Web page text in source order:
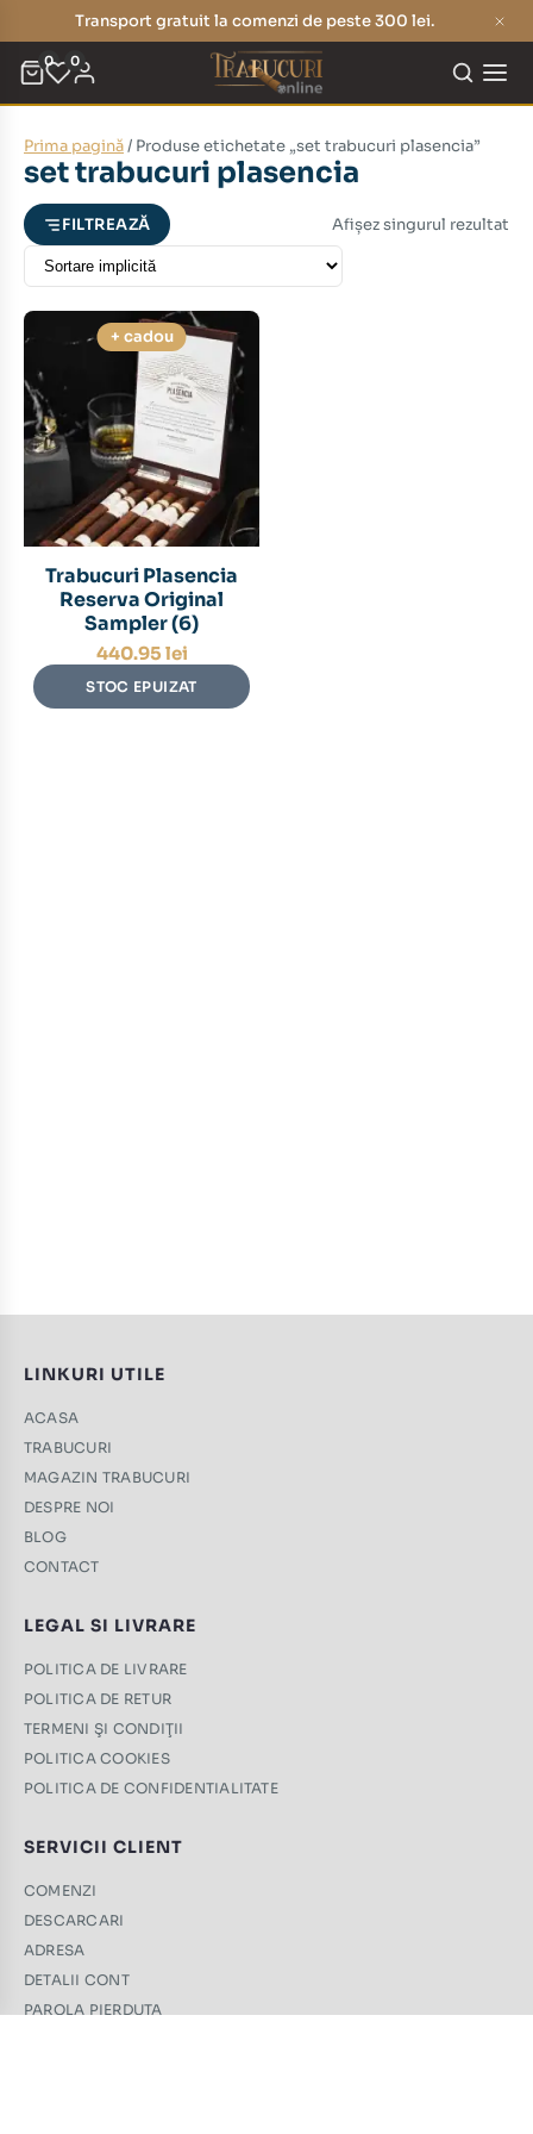
Transport gratuit la comenzi de peste 300 lei.
0 0
Prima pagină/ Produse etichetate „set trabucuri plasencia”
set trabucuri plasencia
FILTREAZĂ Afișez singurul rezultat
+ cadou
Trabucuri Plasencia
Reserva Original
Sampler (6)
440.95 lei
STOC EPUIZAT
LINKURI UTILE
ACASA
TRABUCURI
MAGAZIN TRABUCURI
DESPRE NOI
BLOG
CONTACT
LEGAL SI LIVRARE
POLITICA DE LIVRARE
POLITICA DE RETUR
TERMENI ŞI CONDIŢII
POLITICA COOKIES
POLITICA DE CONFIDENTIALITATE
SERVICII CLIENT
COMENZI
DESCARCARI
ADRESA
DETALII CONT
PAROLA PIERDUTA